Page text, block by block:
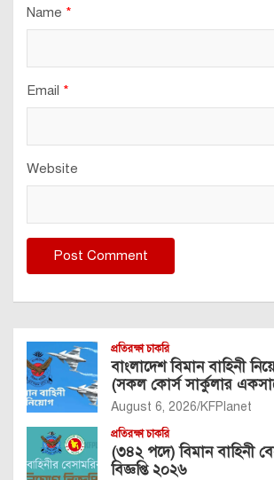
Name *
Email *
Website
প্রতিরক্ষা চাকরি
বাংলাদেশ বিমান বাহিনী
(সকল কোর্স সার্কুলার
August 6, 2026 KFPlanet
প্রতিরক্ষা চাকরি
(৩৪২ পদে) বিমান বাহিনী
বিজ্ঞপ্তি ২০২৬